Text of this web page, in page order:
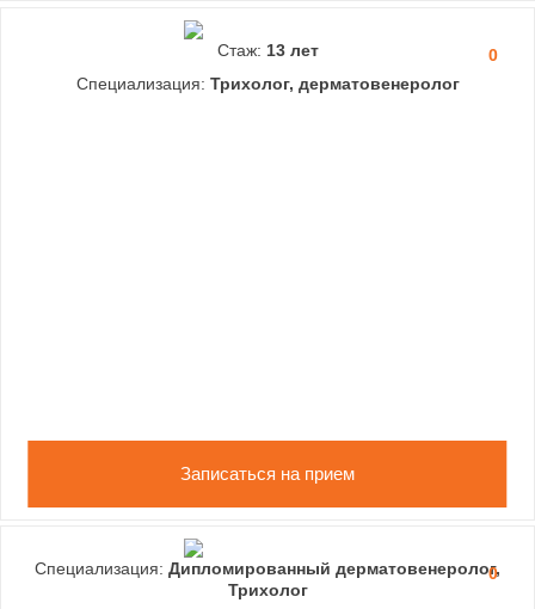
0
Стаж: 13 лет
Специализация: Трихолог, дерматовенеролог
Записаться на прием
0
Специализация: Дипломированный дерматовенеролог,
Трихолог